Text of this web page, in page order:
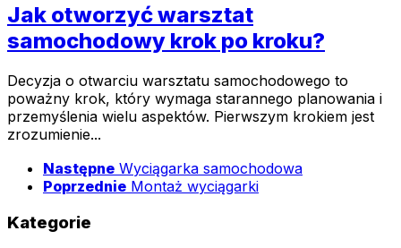
Jak otworzyć warsztat
samochodowy krok po kroku?
Decyzja o otwarciu warsztatu samochodowego to
poważny krok, który wymaga starannego planowania i
przemyślenia wielu aspektów. Pierwszym krokiem jest
zrozumienie...
Następne Wyciągarka samochodowa
Poprzednie Montaż wyciągarki
Kategorie